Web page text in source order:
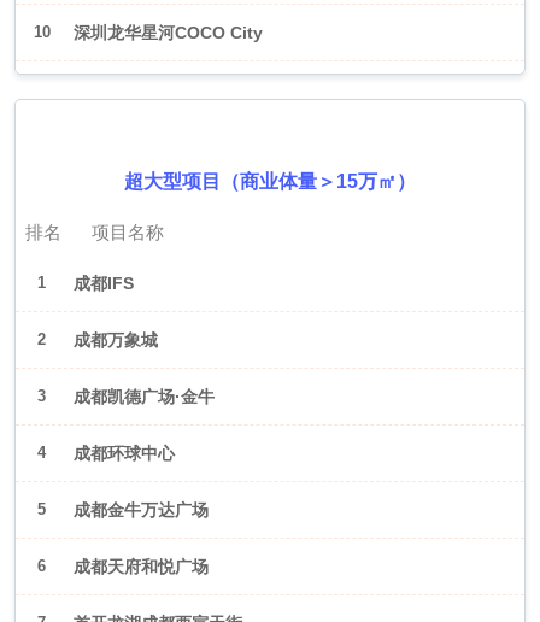
10 深圳龙华星河COCO City
超大型项目（商业体量＞15万㎡）
排名 项目名称
1 成都IFS
2 成都万象城
3 成都凯德广场·金牛
4 成都环球中心
5 成都金牛万达广场
6 成都天府和悦广场